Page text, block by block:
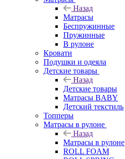
Назад
Матрасы
Беспружинные
Пружинные
В рулоне
Кровати
Подушки и одеяла
Детские товары
Назад
Детские товары
Матрасы BABY
Детский текстиль
Топперы
Матрасы в рулоне
Назад
Матрасы в рулоне
ROLL FOAM